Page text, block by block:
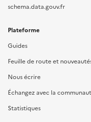
schema.data.gouv.fr
Plateforme
Guides
Feuille de route et
Nous écrire
Échangez avec la
Statistiques